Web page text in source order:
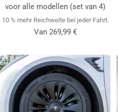
voor alle modellen (set van 4)
10 % mehr Reichweite bei jeder Fahrt.
Aanbiedingsprijs
Van 269,99 €